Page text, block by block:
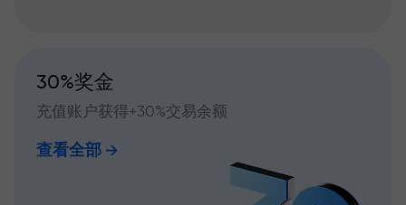
30%奖金
充值账户获得+30%交易余额
查看全部